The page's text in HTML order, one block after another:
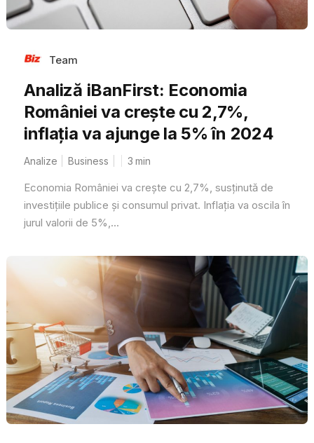
Team
Analiză iBanFirst: Economia
României va crește cu 2,7%,
inflația va ajunge la 5% în 2024
Analize Business 3 min
Economia României va crește cu 2,7%, susținută de
investițiile publice și consumul privat. Inflația va oscila în
jurul valorii de 5%,...